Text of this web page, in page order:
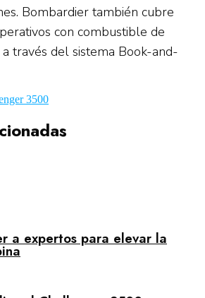
Bombardier también cubre
con combustible de
través del sistema Book-and-
3500
a expertos para elevar la